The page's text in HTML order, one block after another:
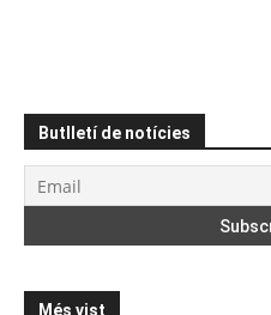
Butlletí de notícies
Més vist